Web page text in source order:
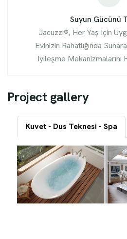
Suyun Gücünü
Jacuzzi®, Her Yaş Için
Evinizin Rahatlığında
Iyileşme Mekanizmalarını
Project gallery
Kuvet - Dus Teknesi - Spa